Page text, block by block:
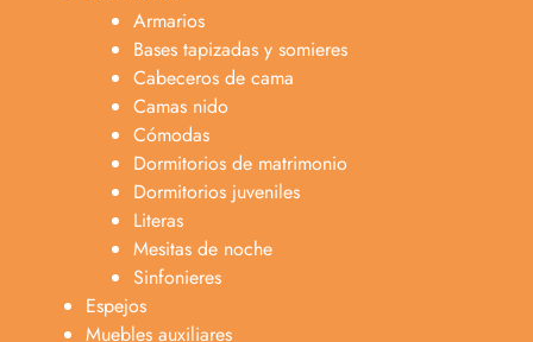
Armarios
Bases tapizadas y somieres
Cabeceros de cama
Camas nido
Cómodas
Dormitorios de matrimonio
Dormitorios juveniles
Literas
Mesitas de noche
Sinfonieres
Espejos
Muebles auxiliares